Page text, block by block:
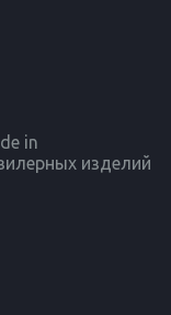
in
изделий